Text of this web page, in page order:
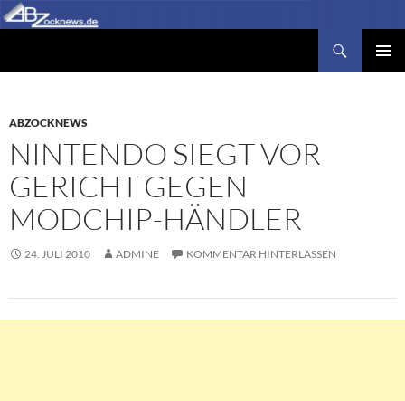
Zum
Inhalt
ABZOCKNEWS
NINTENDO SIEGT VOR
GERICHT GEGEN
MODCHIP-HÄNDLER
24. JULI 2010 ADMINE KOMMENTAR HINTERLASSEN